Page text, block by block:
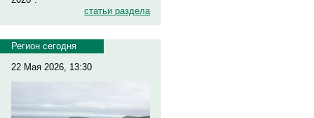
статьи раздела
Регион сегодня
22 Мая 2026, 13:30